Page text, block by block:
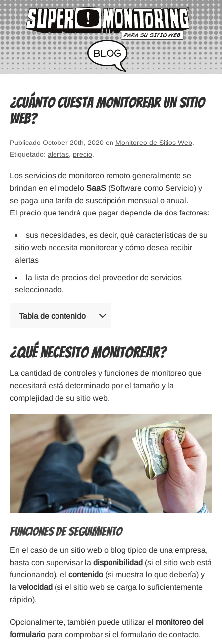
¿Cuánto Cuesta Monitorear un Sitio
Web?
Publicado October 20th, 2020 en Monitoreo de Sitios Web.
Etiquetado: alertas, precio.
Los servicios de monitoreo remoto generalmente se
brindan en el modelo SaaS (Software como Servicio) y
se paga una tarifa de suscripción mensual o anual.
El precio que tendrá que pagar depende de dos factores:
sus necesidades, es decir, qué características de su
sitio web necesita monitorear y cómo desea recibir
alertas
la lista de precios del proveedor de servicios
seleccionado.
Tabla de contenido
¿Qué necesito monitorear?
La cantidad de controles y funciones de monitoreo que
necesitará está determinado por el tamaño y la
complejidad de su sitio web.
Funciones de seguimiento
En el caso de un sitio web o blog típico de una empresa,
basta con supervisar la disponibilidad (si el sitio web está
funcionando), el contenido (si muestra lo que debería) y
la velocidad (si el sitio web se carga lo suficientemente
rápido).
Opcionalmente, también puede utilizar el monitoreo del
formulario para comprobar si el formulario de contacto,